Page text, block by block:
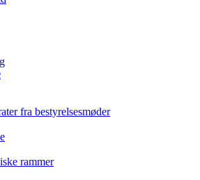
fra bestyrelsesmøder
rammer